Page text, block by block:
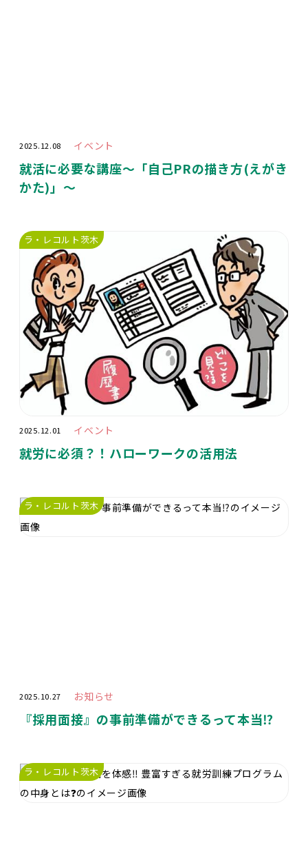
2025.12.08 イベント
就活に必要な講座〜「自己PRの描き方(えがき
かた)」〜
ラ・レコルト茨木
2025.12.01 イベント
就労に必須？！ハローワークの活用法
ラ・レコルト茨木
2025.10.27 お知らせ
『採用面接』の事前準備ができるって本当⁉️
ラ・レコルト茨木